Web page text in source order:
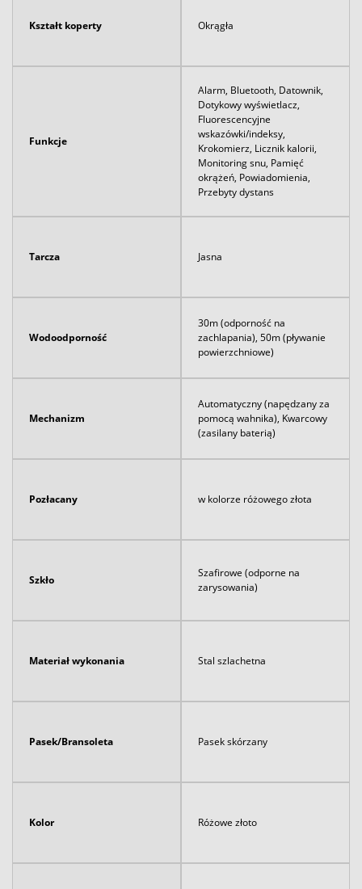
Kształt koperty Okrągła
Funkcje
Alarm, Bluetooth, Datownik,
Dotykowy wyświetlacz,
Fluorescencyjne
wskazówki/indeksy,
Krokomierz, Licznik kalorii,
Monitoring snu, Pamięć
okrążeń, Powiadomienia,
Przebyty dystans
Tarcza Jasna
Wodoodporność
30m (odporność na
zachlapania), 50m (pływanie
powierzchniowe)
Mechanizm
Automatyczny (napędzany za
pomocą wahnika), Kwarcowy
(zasilany baterią)
Pozłacany w kolorze różowego złota
Szkło
Szafirowe (odporne na
zarysowania)
Materiał wykonania Stal szlachetna
Pasek/Bransoleta Pasek skórzany
Kolor Różowe złoto